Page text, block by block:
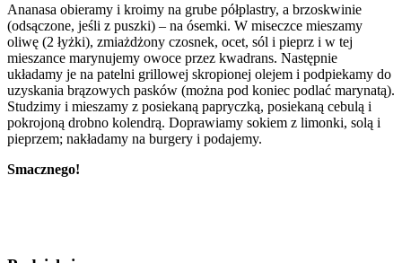
Ananasa obieramy i kroimy na grube półplastry, a brzoskwinie
(odsączone, jeśli z puszki) – na ósemki. W miseczce mieszamy
oliwę (2 łyżki), zmiażdżony czosnek, ocet, sól i pieprz i w tej
mieszance marynujemy owoce przez kwadrans. Następnie
układamy je na patelni grillowej skropionej olejem i podpiekamy do
uzyskania brązowych pasków (można pod koniec podlać marynatą).
Studzimy i mieszamy z posiekaną papryczką, posiekaną cebulą i
pokrojoną drobno kolendrą. Doprawiamy sokiem z limonki, solą i
pieprzem; nakładamy na burgery i podajemy.
Smacznego!